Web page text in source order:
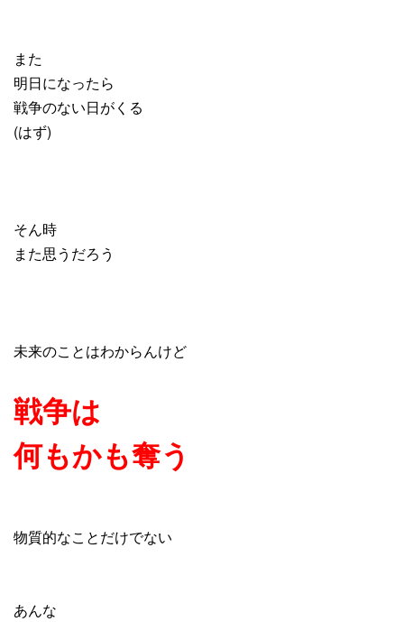
また
明日になったら
戦争のない日がくる
(はず)
そん時
また思うだろう
未来のことはわからんけど
戦争は
何もかも奪う
物質的なことだけでない
あんな